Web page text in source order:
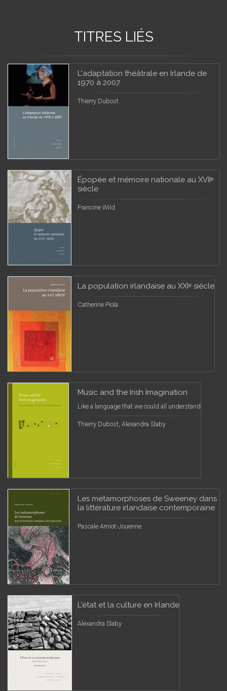
TITRES LIÉS
L'adaptation théâtrale en Irlande de
1970 à 2007
Thierry Dubost
Épopée et mémoire nationale au XVIIᵉ
siècle
Francine Wild
La population irlandaise au XXIᵉ siècle
Catherine Piola
Music and the Irish Imagination
Like a language that we could all understand
Thierry Dubost, Alexandra Slaby
Les métamorphoses de Sweeney dans
la littérature irlandaise contemporaine
Pascale Amiot-Jouenne
L'état et la culture en Irlande
Alexandra Slaby